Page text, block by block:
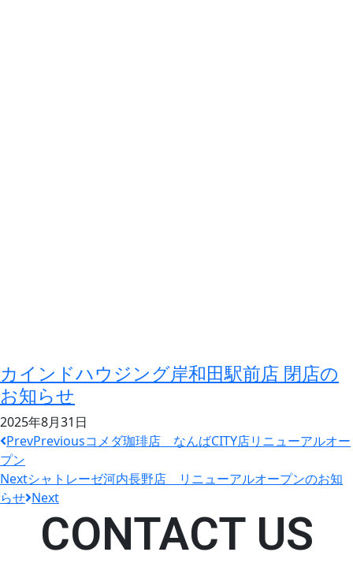
カインドハウジング岸和田駅前店 閉店の
お知らせ
2025年8月31日
PrevPreviousコメダ珈琲店 なんばCITY店リニューアルオー
プン
Nextシャトレーゼ河内長野店 リニューアルオープンのお知
らせ Next
CONTACT US